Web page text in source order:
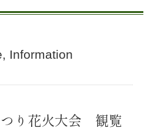
Information
り花火大会 観覧